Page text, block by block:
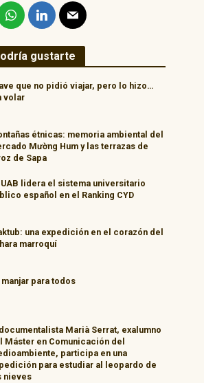
gustarte
que no pidió viajar, pero lo hizo…
volar
étnicas: memoria ambiental del
Mường Hum y las terrazas de
de Sapa
UAB lidera el sistema universitario
español en el Ranking CYD
una expedición en el corazón del
marroquí
manjar para todos
Marià Serrat, exalumno
Máster en Comunicación del
participa en una
para estudiar al leopardo de
nieves